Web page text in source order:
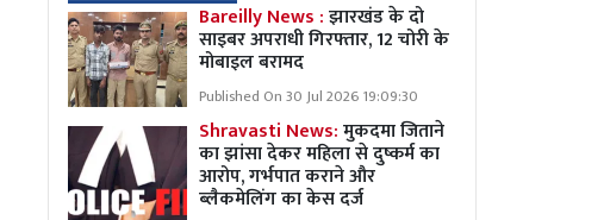
Bareilly News :झारखंड के दो
साइबर अपराधी गिरफ्तार, 12 चोरी के
मोबाइल बरामद
Published On 30 Jul 2026 19:09:30
Shravasti News:मुकदमा जिताने
का झांसा देकर महिला से दुष्कर्म का
आरोप, गर्भपात कराने और
ब्लैकमेलिंग का केस दर्ज